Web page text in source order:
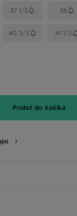
37 1/3 38
40 2/3 41 1/3
Pridať do košíka